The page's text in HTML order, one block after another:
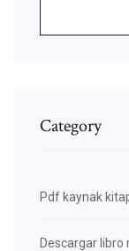
Category
Pdf kaynak
Descargar